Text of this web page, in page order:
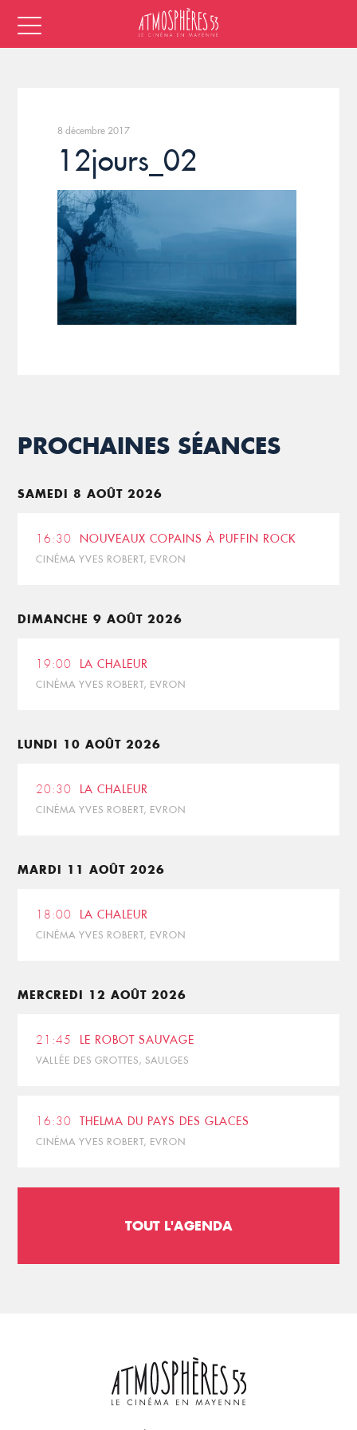
8 décembre 2017
12jours_02
PROCHAINES SÉANCES
SAMEDI 8 AOÛT 2026
16:30 NOUVEAUX COPAINS À PUFFIN ROCK
CINÉMA YVES ROBERT, EVRON
DIMANCHE 9 AOÛT 2026
19:00 LA CHALEUR
CINÉMA YVES ROBERT, EVRON
LUNDI 10 AOÛT 2026
20:30 LA CHALEUR
CINÉMA YVES ROBERT, EVRON
MARDI 11 AOÛT 2026
18:00 LA CHALEUR
CINÉMA YVES ROBERT, EVRON
MERCREDI 12 AOÛT 2026
21:45 LE ROBOT SAUVAGE
VALLÉE DES GROTTES, SAULGES
16:30 THELMA DU PAYS DES GLACES
CINÉMA YVES ROBERT, EVRON
TOUT L'AGENDA